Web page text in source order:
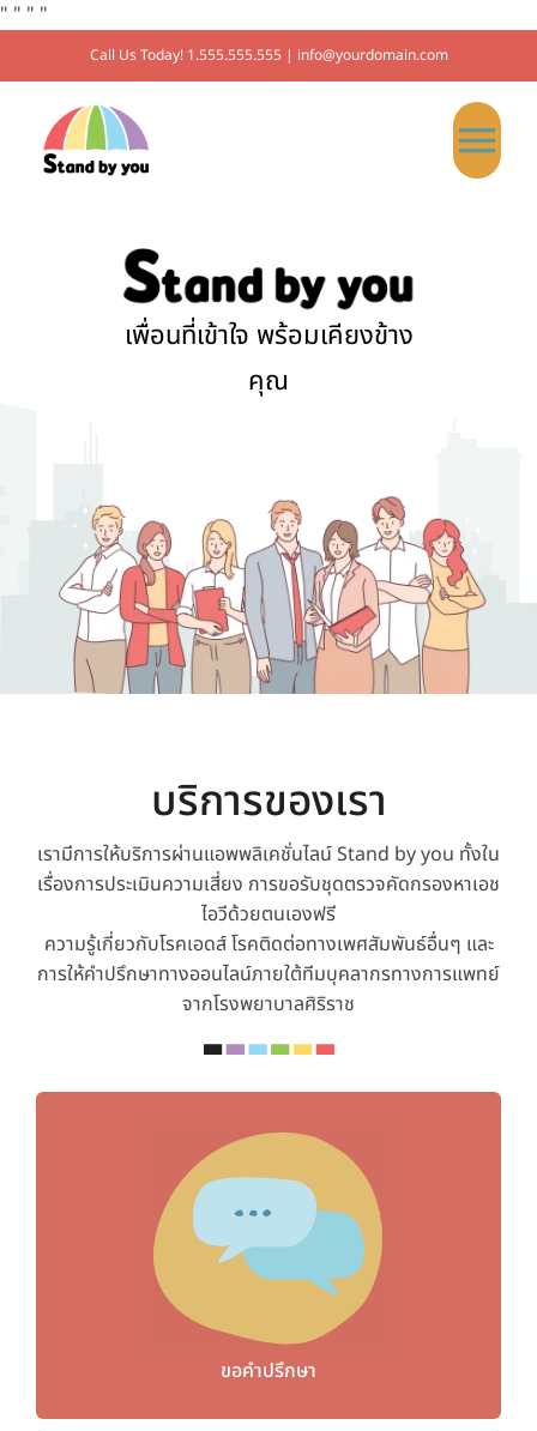
" " " "
Call Us Today! 1.555.555.555 | info@yourdomain.com
ขอชุดตรวจ HIV ฟรี
คลังความรู้
เพื่อนที่เข้าใจ พร้อมเคียงข้าง
คุณ
บริการของเรา
เรามีการให้บริการผ่านแอพพลิเคชั่นไลน์ Stand by you ทั้งใน
เรื่องการประเมินความเสี่ยง การขอรับชุดตรวจคัดกรองหาเอช
ไอวีด้วยตนเองฟรี
ความรู้เกี่ยวกับโรคเอดส์ โรคติดต่อทางเพศสัมพันธ์อื่นๆ และ
การให้คำปรึกษาทางออนไลน์ภายใต้ทีมบุคลากรทางการแพทย์
จากโรงพยาบาลศิริราช
ขอคำปรึกษา